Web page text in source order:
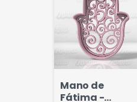
Mano de
Fátima -